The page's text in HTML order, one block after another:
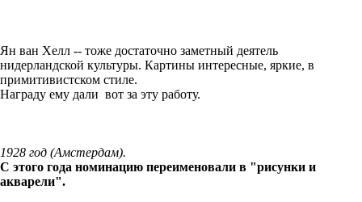
Ян ван Хелл -- тоже достаточно заметный деятель
нидерландской культуры. Картины интересные, яркие, в
примитивистском стиле.
Награду ему дали вот за эту работу.
1928 год (Амстердам).
С этого года номинацию переименовали в "рисунки и
акварели".